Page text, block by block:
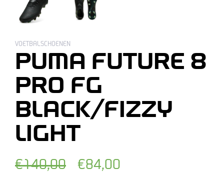
VOETBALSCHOENEN
PUMA FUTURE 8
PRO FG
BLACK/FIZZY
LIGHT
Normale
Afgeprijsde
€140,00 €84,00